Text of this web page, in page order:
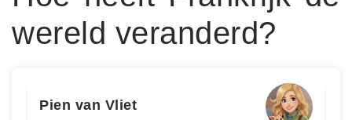
wereld veranderd?
Pien van Vliet